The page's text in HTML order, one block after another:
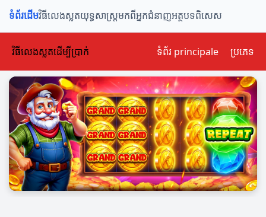
ទំព័រដើមវិធីលេងស្លតយុទ្ធសាស្ត្រមកពីអ្នកជំនាញអត្ថបទពិសេស
វិធីលេងស្លតដើម្បីប្រាក់ ទំព័រ principale ប្រភេទ